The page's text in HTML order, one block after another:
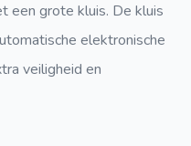
een grote kluis. De kluis
elektronische
veiligheid en